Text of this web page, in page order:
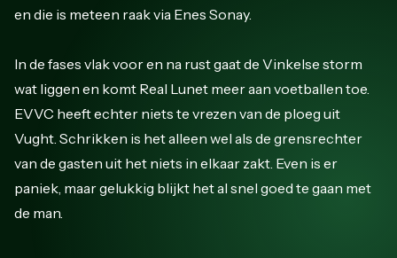
en die is meteen raak via Enes Sonay.
In de fases vlak voor en na rust gaat de Vinkelse storm
wat liggen en komt Real Lunet meer aan voetballen toe.
EVVC heeft echter niets te vrezen van de ploeg uit
Vught. Schrikken is het alleen wel als de grensrechter
van de gasten uit het niets in elkaar zakt. Even is er
paniek, maar gelukkig blijkt het al snel goed te gaan met
de man.